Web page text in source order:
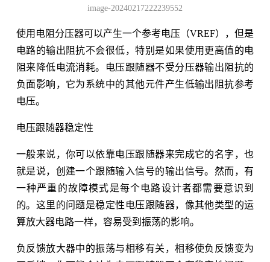
image-20240217222239552
使用电阻分压器可以产生一个参考电压（VREF），但是
电路的输出阻抗不会很低，特别是如果使用更高值的电
阻来降低电流消耗。电压跟随器不受分压器输出阻抗的
负面影响，它为系统中的其他元件产生低输出阻抗参考
电压。
电压跟随器稳定性
一般来说，你可以依靠电压跟随器来完成它的名字，也
就是说，创建一个跟随输入信号的输出信号。然而，有
一种严重的故障模式是每个电路设计者都需要意识到
的。这里的问题是稳定性电压跟随器，像其他类型的运
算放大器电路一样，容易受到振荡的影响。
负反馈放大器中的振荡与相移有关，相移使负反馈变为